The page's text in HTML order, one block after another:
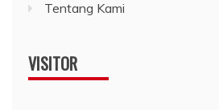
Tentang Kami
VISITOR